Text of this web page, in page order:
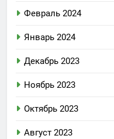
Февраль 2024
Январь 2024
Декабрь 2023
Ноябрь 2023
Октябрь 2023
Август 2023